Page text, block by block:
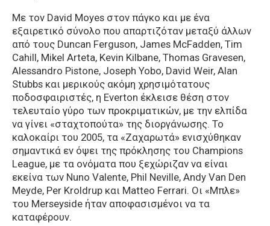
Με τον David Moyes στον πάγκο και με ένα
εξαιρετικό σύνολο που απαρτιζόταν μεταξύ άλλων
από τους Duncan Ferguson, James McFadden, Tim
Cahill, Mikel Arteta, Kevin Kilbane, Thomas Gravesen,
Alessandro Pistone, Joseph Yobo, David Weir, Alan
Stubbs και μερικούς ακόμη χρησιμότατους
ποδοσφαιριστές, η Everton έκλεισε θέση στον
τελευταίο γύρο των προκριματικών, με την ελπίδα
να γίνει «σταχτοπούτα» της διοργάνωσης. Το
καλοκαίρι του 2005, τα «Ζαχαρωτά» ενισχύθηκαν
σημαντικά εν όψει της πρόκλησης του Champions
League, με τα ονόματα που ξεχώριζαν να είναι
εκείνα των Nuno Valente, Phil Neville, Andy Van Den
Meyde, Per Kroldrup και Matteo Ferrari. Οι «Μπλε»
του Merseyside ήταν αποφασισμένοι να τα
καταφέρουν.